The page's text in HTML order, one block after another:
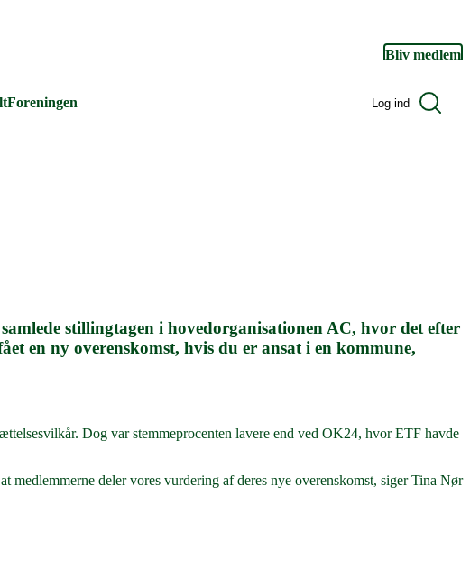
Bliv medlem
Foreningen Log ind
Log ind Søg
stillingtagen i hovedorganisationen AC, hvor det efter
en ny overenskomst, hvis du er ansat i en kommune,
Dog var stemmeprocenten lavere end ved OK24, hvor ETF havde
medlemmerne deler vores vurdering af deres nye overenskomst, siger Tina Nør